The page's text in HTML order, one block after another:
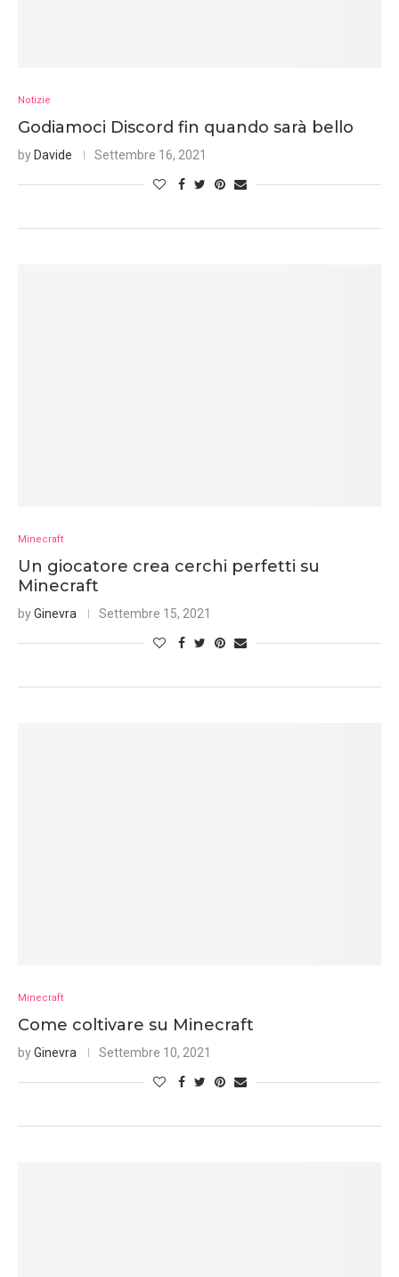
Notizie
Godiamoci Discord fin quando sarà bello
by Davide Settembre 16, 2021
Minecraft
Un giocatore crea cerchi perfetti su
Minecraft
byGinevra Settembre 15, 2021
Minecraft
Come coltivare su Minecraft
byGinevra Settembre 10, 2021